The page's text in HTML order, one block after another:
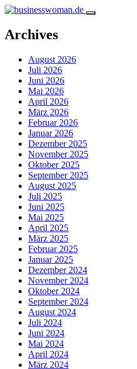
Archives
August 2026
Juli 2026
Juni 2026
Mai 2026
April 2026
März 2026
Februar 2026
Januar 2026
Dezember 2025
November 2025
Oktober 2025
September 2025
August 2025
Juli 2025
Juni 2025
Mai 2025
April 2025
März 2025
Februar 2025
Januar 2025
Dezember 2024
November 2024
Oktober 2024
September 2024
August 2024
Juli 2024
Juni 2024
Mai 2024
April 2024
März 2024